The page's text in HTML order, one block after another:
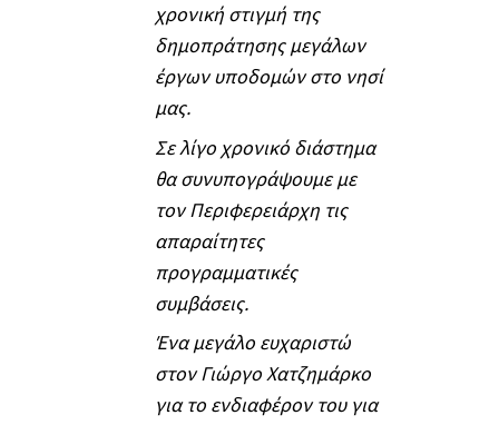
χρονική στιγμή της
δημοπράτησης μεγάλων
έργων υποδομών στο νησί
μας.
Σε λίγο χρονικό διάστημα
θα συνυπογράψουμε με
τον Περιφερειάρχη τις
απαραίτητες
προγραμματικές
συμβάσεις.
Ένα μεγάλο ευχαριστώ
στον Γιώργο Χατζημάρκο
για το ενδιαφέρον του για